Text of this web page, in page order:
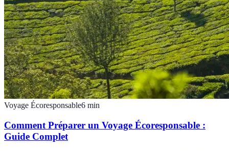
Voyage Écoresponsable6 min
Comment Préparer un Voyage Écoresponsable :
Guide Complet